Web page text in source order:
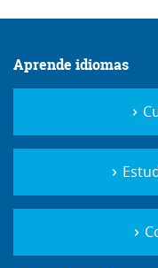
Aprende idiomas